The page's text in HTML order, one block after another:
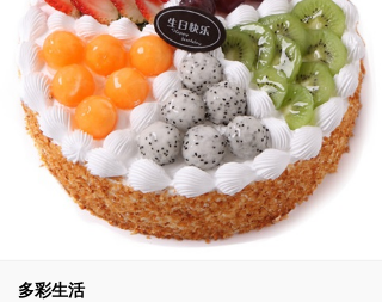
多彩生活